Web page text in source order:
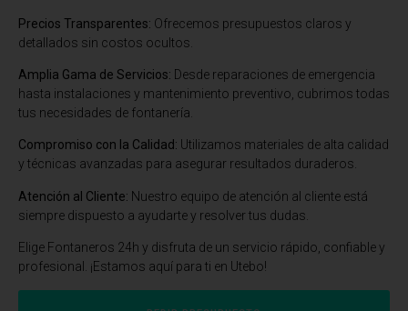
Precios Transparentes: Ofrecemos presupuestos claros y
detallados sin costos ocultos.
Amplia Gama de Servicios: Desde reparaciones de emergencia
hasta instalaciones y mantenimiento preventivo, cubrimos todas
tus necesidades de fontanería.
Compromiso con la Calidad: Utilizamos materiales de alta calidad
y técnicas avanzadas para asegurar resultados duraderos.
Atención al Cliente: Nuestro equipo de atención al cliente está
siempre dispuesto a ayudarte y resolver tus dudas.
Elige Fontaneros 24h y disfruta de un servicio rápido, confiable y
profesional. ¡Estamos aquí para ti en Utebo!